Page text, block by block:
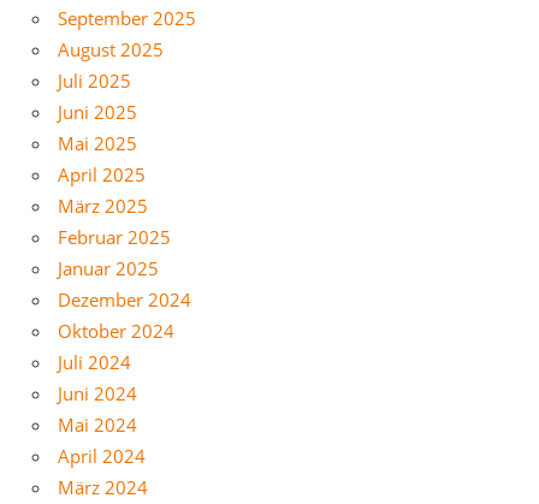
September 2025
August 2025
Juli 2025
Juni 2025
Mai 2025
April 2025
März 2025
Februar 2025
Januar 2025
Dezember 2024
Oktober 2024
Juli 2024
Juni 2024
Mai 2024
April 2024
März 2024